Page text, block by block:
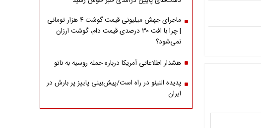
ماجرای جهش میلیونی قیمت گوشت ۴ هزار تومانی
| چرا با افت ۳۰ درصدی قیمت دام، گوشت ارزان
نمی‌شود؟
هشدار اطلاعاتی آمریکا درباره حمله روسیه به ناتو
پدیده النینو در راه است/پیش‌بینی پاییز پر بارش در
ایران